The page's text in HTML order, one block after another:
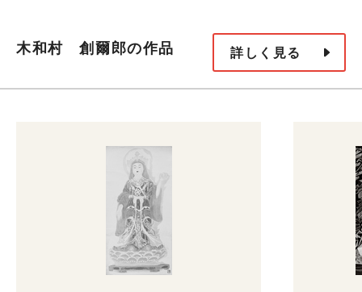
木和村 創爾郎の作品 詳しく見る